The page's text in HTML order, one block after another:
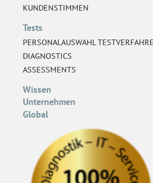
KUNDENSTIMMEN
Tests
PERSONALAUSWAHL
DIAGNOSTICS
ASSESSMENTS
Wissen
Unternehmen
Global